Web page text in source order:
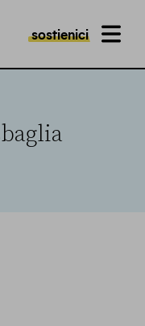
sostienici MENU